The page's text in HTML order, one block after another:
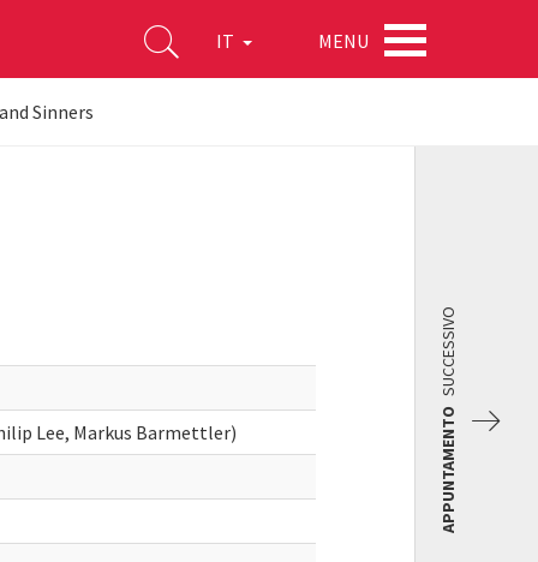
IT MENU
Sinners
Lee, Markus Barmettler) APPUNTAMENTO
SUCCESSIVO